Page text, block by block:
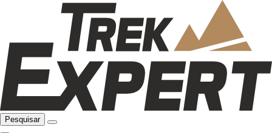
Pesquisar